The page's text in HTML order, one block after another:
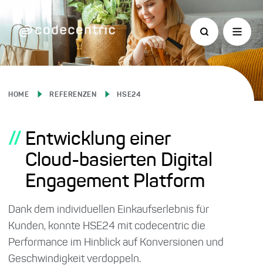
HOME REFERENZEN HSE24
// Entwicklung einer
Cloud-basierten Digital
Engagement Platform
Dank dem individuellen Einkaufserlebnis für
Kunden, konnte HSE24 mit codecentric die
Performance im Hinblick auf Konversionen und
Geschwindigkeit verdoppeln.